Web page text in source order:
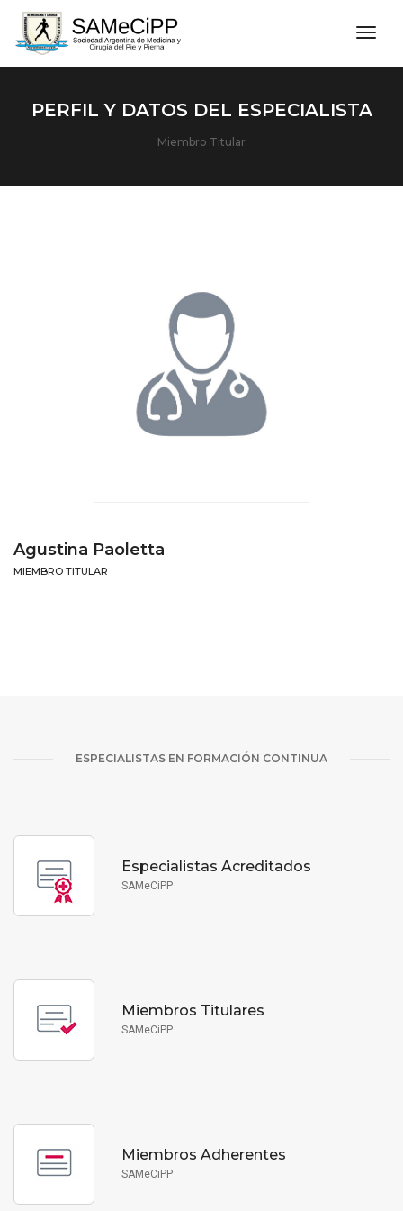
PERFIL Y DATOS DEL ESPECIALISTA
Miembro Titular
Agustina Paoletta
MIEMBRO TITULAR
ESPECIALISTAS EN FORMACIÓN CONTINUA
Especialistas Acreditados
SAMeCiPP
Miembros Titulares
SAMeCiPP
Miembros Adherentes
SAMeCiPP